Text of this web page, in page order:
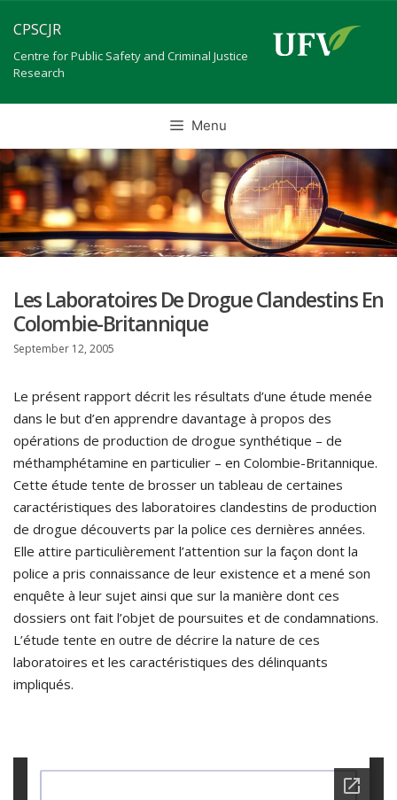
to
content
CPSCJR
Centre for Public Safety and Criminal Justice
Research
Menu
Les Laboratoires De Drogue Clandestins En
Colombie-Britannique
September 12, 2005
Le présent rapport décrit les résultats d’une étude menée
dans le but d’en apprendre davantage à propos des
opérations de production de drogue synthétique – de
méthamphétamine en particulier – en Colombie-Britannique.
Cette étude tente de brosser un tableau de certaines
caractéristiques des laboratoires clandestins de production
de drogue découverts par la police ces dernières années.
Elle attire particulièrement l’attention sur la façon dont la
police a pris connaissance de leur existence et a mené son
enquête à leur sujet ainsi que sur la manière dont ces
dossiers ont fait l’objet de poursuites et de condamnations.
L’étude tente en outre de décrire la nature de ces
laboratoires et les caractéristiques des délinquants
impliqués.